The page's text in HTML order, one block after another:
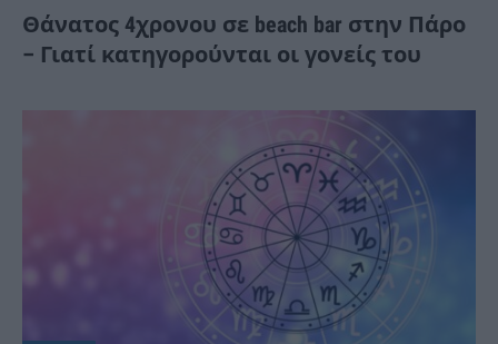
Θάνατος 4χρονου σε beach bar στην Πάρο
– Γιατί κατηγορούνται οι γονείς του